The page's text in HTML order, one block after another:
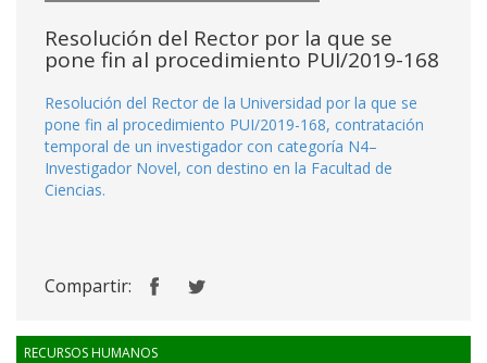
Resolución del Rector por la que se
pone fin al procedimiento PUI/2019-168
Resolución del Rector de la Universidad por la que se
pone fin al procedimiento PUI/2019-168, contratación
temporal de un investigador con categoría N4–
Investigador Novel, con destino en la Facultad de
Ciencias.
Compartir:
RECURSOS HUMANOS